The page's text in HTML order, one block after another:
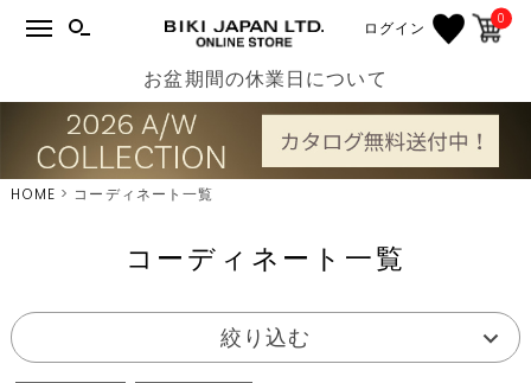
ログイン 0
お盆期間の休業日について
HOME コーディネート一覧
コーディネート一覧
絞り込む